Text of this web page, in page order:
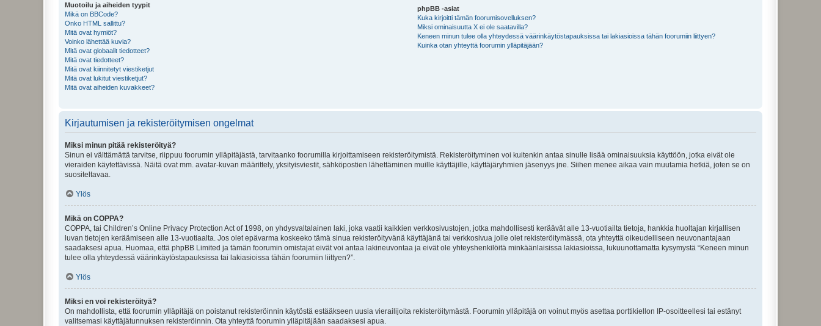
Muotoilu ja aiheiden tyypit
Mikä on BBCode?
Onko HTML sallittu?
Mitä ovat hymiöt?
Voinko lähettää kuvia?
Mitä ovat globaalit tiedotteet?
Mitä ovat tiedotteet?
Mitä ovat kiinnitetyt viestiketjut
Mitä ovat lukitut viestiketjut?
Mitä ovat aiheiden kuvakkeet?
phpBB -asiat
Kuka kirjoitti tämän foorumisovelluksen?
Miksi ominaisuutta X ei ole saatavilla?
Keneen minun tulee olla yhteydessä väärinkäytöstapauksissa tai lakiasioissa tähän foorumiin liittyen?
Kuinka otan yhteyttä foorumin ylläpitäjään?
Kirjautumisen ja rekisteröitymisen ongelmat
Miksi minun pitää rekisteröityä?
Sinun ei välttämättä tarvitse, riippuu foorumin ylläpitäjästä, tarvitaanko foorumilla kirjoittamiseen rekisteröitymistä. Rekisteröityminen voi kuitenkin antaa sinulle lisää ominaisuuksia käyttöön, jotka eivät ole
vieraiden käytettävissä. Näitä ovat mm. avatar-kuvan määrittely, yksityisviestit, sähköpostien lähettäminen muille käyttäjille, käyttäjäryhmien jäsenyys jne. Siihen menee aikaa vain muutamia hetkiä, joten se on
suositeltavaa.
Ylös
Mikä on COPPA?
COPPA, tai Children’s Online Privacy Protection Act of 1998, on yhdysvaltalainen laki, joka vaatii kaikkien verkkosivustojen, jotka mahdollisesti keräävät alle 13-vuotiailta tietoja, hankkia huoltajan kirjallisen
luvan tietojen keräämiseen alle 13-vuotiaalta. Jos olet epävarma koskeeko tämä sinua rekisteröityvänä käyttäjänä tai verkkosivua jolle olet rekisteröitymässä, ota yhteyttä oikeudelliseen neuvonantajaan
saadaksesi apua. Huomaa, että phpBB Limited ja tämän foorumin omistajat eivät voi antaa lakineuvontaa ja eivät ole yhteyshenkilöitä minkäänlaisissa lakiasioissa, lukuunottamatta kysymystä “Keneen minun
tulee olla yhteydessä väärinkäytöstapauksissa tai lakiasioissa tähän foorumiin liittyen?”.
Ylös
Miksi en voi rekisteröityä?
On mahdollista, että foorumin ylläpitäjä on poistanut rekisteröinnin käytöstä estääkseen uusia vierailijoita rekisteröitymästä. Foorumin ylläpitäjä on voinut myös asettaa porttikiellon IP-osoitteellesi tai estänyt
valitsemasi käyttäjätunnuksen rekisteröinnin. Ota yhteyttä foorumin ylläpitäjään saadaksesi apua.